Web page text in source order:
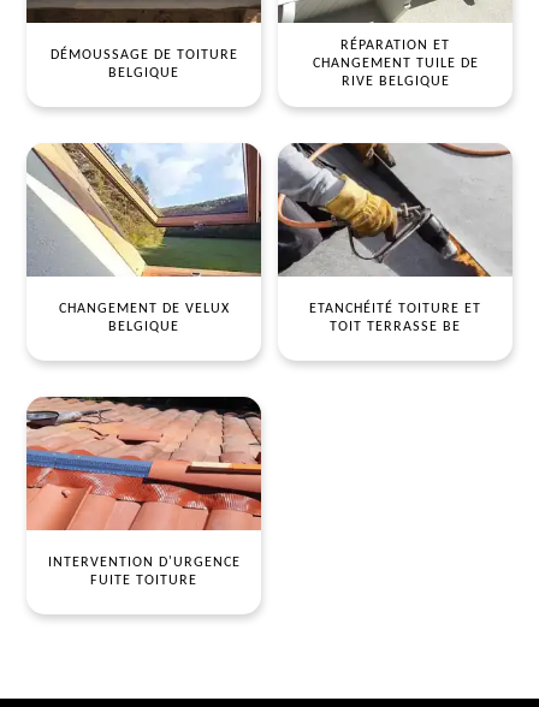
DÉMOUSSAGE DE TOITURE
BELGIQUE
RÉPARATION ET
CHANGEMENT TUILE DE
RIVE BELGIQUE
CHANGEMENT DE VELUX
BELGIQUE
ETANCHÉITÉ TOITURE ET
TOIT TERRASSE BE
INTERVENTION D'URGENCE
FUITE TOITURE